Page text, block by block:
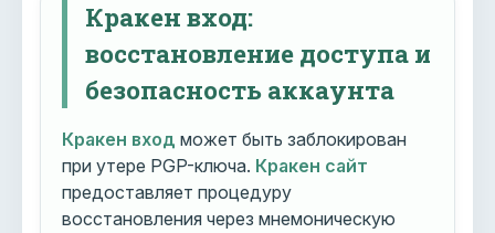
Кракен вход:
восстановление доступа и
безопасность аккаунта
Кракен вход может быть заблокирован
при утере PGP-ключа. Кракен сайт
предоставляет процедуру
восстановления через мнемоническую